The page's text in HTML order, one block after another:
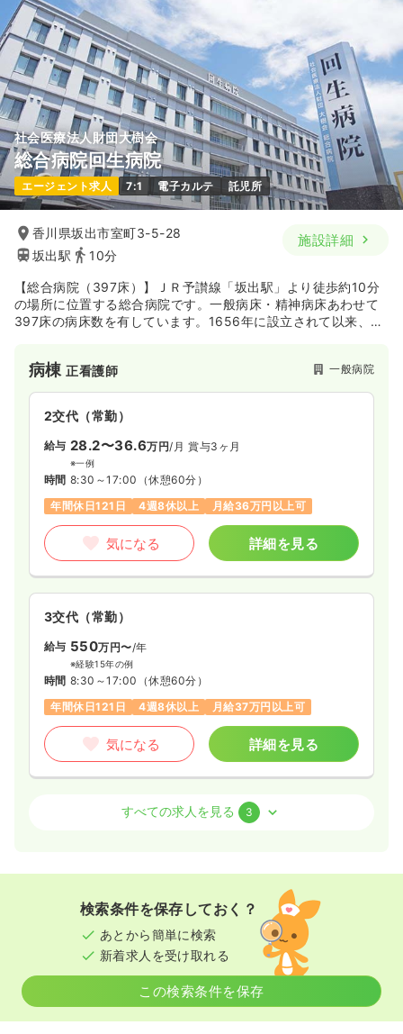
※一例
時間 8:30～17:30
（休憩60分）
年間休日120日
4週8休以上 年収700万円以上可
気になる 詳細を見る
外来正看護師 精神科病院
日勤のみ（常勤） 一時募集休止
給与 20.7〜27.6 万円 /月
※一例
時間 8:30～17:30
日祝休み
年間休日120日 4週8休以上
ブランク可
第二新卒可
月給27万円以上可
介護・福祉系 精神科病院
日勤のみ（常勤）
給与 22.5〜29.4万円/月 賞与4ヶ月
時間 8:15～18:15
土日祝休み
年間休日144日
担当業務未経験可
ブランク可
第二新卒可 月給29万円以上可
気になる 詳細を見る
訪問看護正看護師
日勤のみ（常勤）
給与 28.3万円/月 賞与4ヶ月
※経験17年の例
時間 8:00～17:00
第二新卒可 月給33万円以上可
社会医療法人財団大樹会
総合病院回生病院
エージェント求人 7:1 電子カルテ 託児所
香川県坂出市室町3-5-28
坂出駅
10分
施設詳細
【総合病院（397床）】ＪＲ予讃線「坂出駅」より徒歩約10分
の場所に位置する総合病院です。一般病床・精神病床あわせて
397床の病床数を有しています。1656年に設立されて以来、半
病棟正看護師 一般病院
2交代（常勤）
給与 28.2〜36.6万円/月 賞与3ヶ月
※一例
時間 8:30～17:00 （休憩60分）
年間休日121日
4週8休以上 月給36万円以上可
気になる 詳細を見る
3交代（常勤）
給与 550万円〜/年
※経験15年の例
時間 8:30～17:00 （休憩60分）
年間休日121日
4週8休以上 月給37万円以上可
気になる 詳細を見る
8:30～17:00
（休憩60分）
気になる 詳細を見る
すべての求人を見る 3
検索条件を保存しておく？
あとから簡単に検索
新着求人を受け取れる
この検索条件を保存